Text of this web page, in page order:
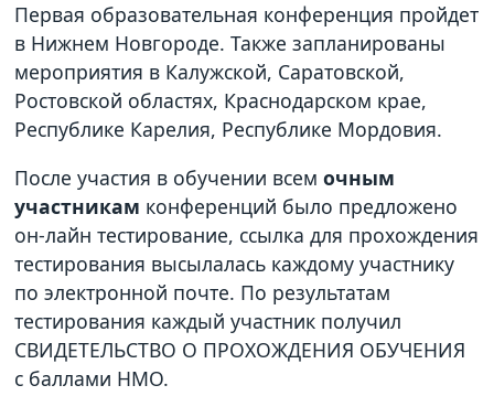
Первая образовательная конференция пройдет
в Нижнем Новгороде. Также запланированы
мероприятия в Калужской, Саратовской,
Ростовской областях, Краснодарском крае,
Республике Карелия, Республике Мордовия.
После участия в обучении всемочным
участникам конференций было предложено
он-лайн тестирование, ссылка для прохождения
тестирования высылалась каждому участнику
по электронной почте. По результатам
тестирования каждый участник получил
СВИДЕТЕЛЬСТВО О ПРОХОЖДЕНИЯ ОБУЧЕНИЯ
с баллами НМО.